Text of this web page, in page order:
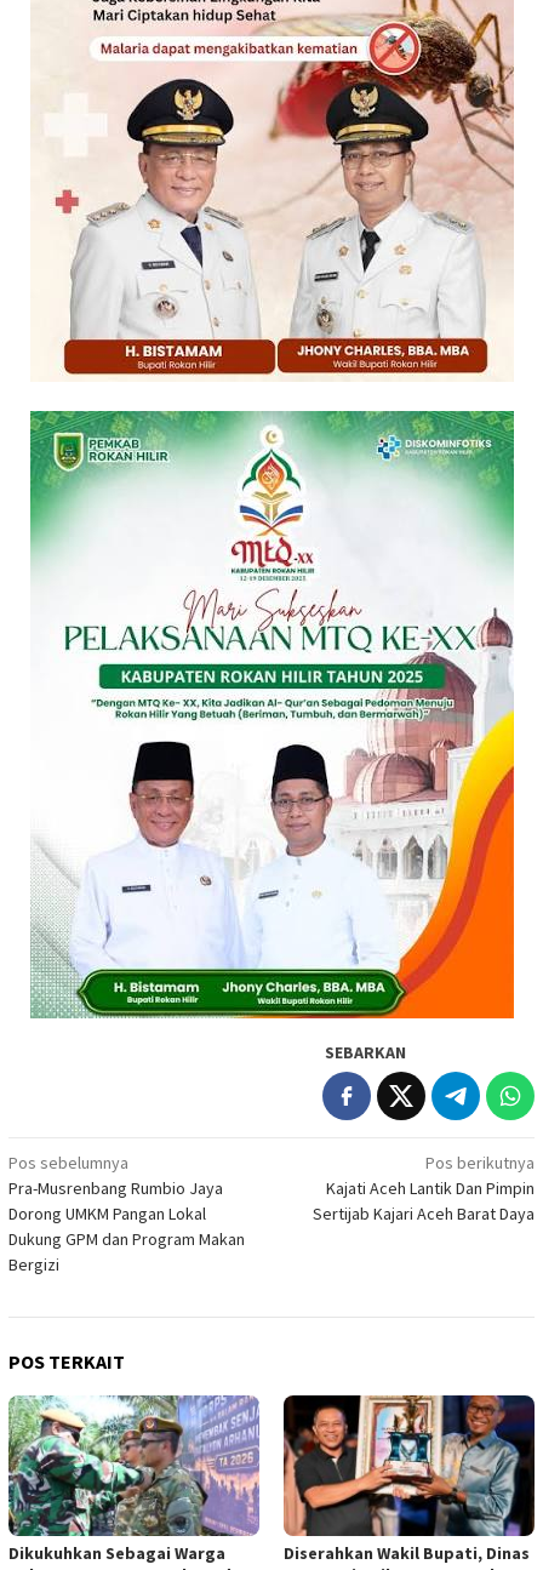
SEBARKAN
Navigasi
pos
Pos sebelumnya
Pra-Musrenbang Rumbio Jaya
Dorong UMKM Pangan Lokal
Dukung GPM dan Program Makan
Bergizi
Pos berikutnya
Kajati Aceh Lantik Dan Pimpin
Sertijab Kajari Aceh Barat Daya
POS TERKAIT
Dikukuhkan Sebagai Warga
Diserahkan Wakil Bupati, Dinas